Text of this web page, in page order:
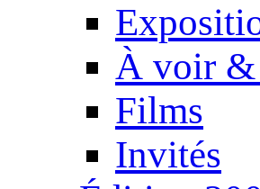
À voir &
Films
Invités